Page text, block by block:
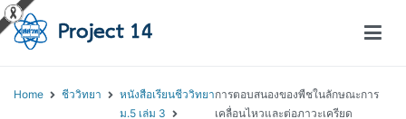
Home ชีววิทยา
หนังสือเรียนชีววิทยา
ม.5 เล่ม 3
การตอบสนองของพืชในลักษณะการ
เคลื่อนไหวและต่อภาวะเครียด